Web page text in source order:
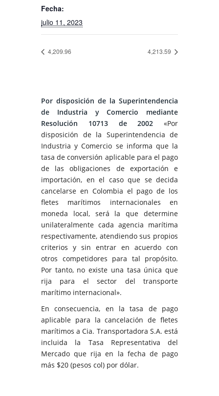
Fecha:
julio 11, 2023
4,209.96 4,213.59
Por disposición de la Superintendencia
de Industria y Comercio mediante
Resolución 10713 de 2002 «Por
disposición de la Superintendencia de
Industria y Comercio se informa que la
tasa de conversión aplicable para el pago
de las obligaciones de exportación e
importación, en el caso que se decida
cancelarse en Colombia el pago de los
fletes marítimos internacionales en
moneda local, será la que determine
unilateralmente cada agencia marítima
respectivamente, atendiendo sus propios
criterios y sin entrar en acuerdo con
otros competidores para tal propósito.
Por tanto, no existe una tasa única que
rija para el sector del transporte
marítimo internacional».
En consecuencia, en la tasa de pago
aplicable para la cancelación de fletes
marítimos a Cia. Transportadora S.A. está
incluida la Tasa Representativa del
Mercado que rija en la fecha de pago
más $20 (pesos col) por dólar.